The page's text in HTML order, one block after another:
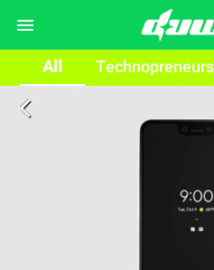
All
arrow_back_ios